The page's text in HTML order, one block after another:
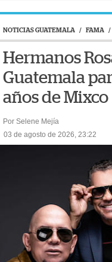
NOTICIAS GUATEMALA / FAMA /
Hermanos
Guatemala
años de Mixco
Por Selene Mejía
03 de agosto de 2026, 23:22